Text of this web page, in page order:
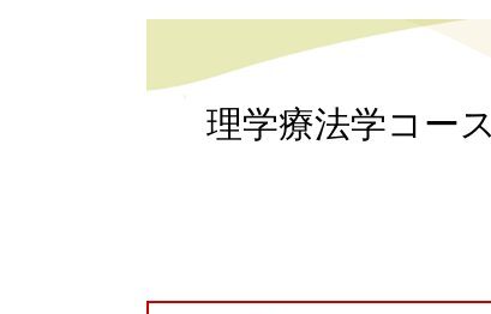
理学療法学コース